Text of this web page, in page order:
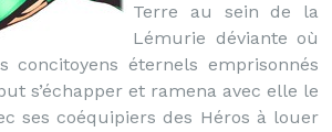
Terre au sein de la
Lémurie déviante où
concitoyens éternels emprisonnés
s’échapper et ramena avec elle le
ses coéquipiers des Héros à louer